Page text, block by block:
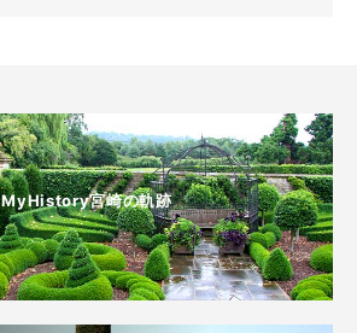
MyHistory宮崎の軌跡